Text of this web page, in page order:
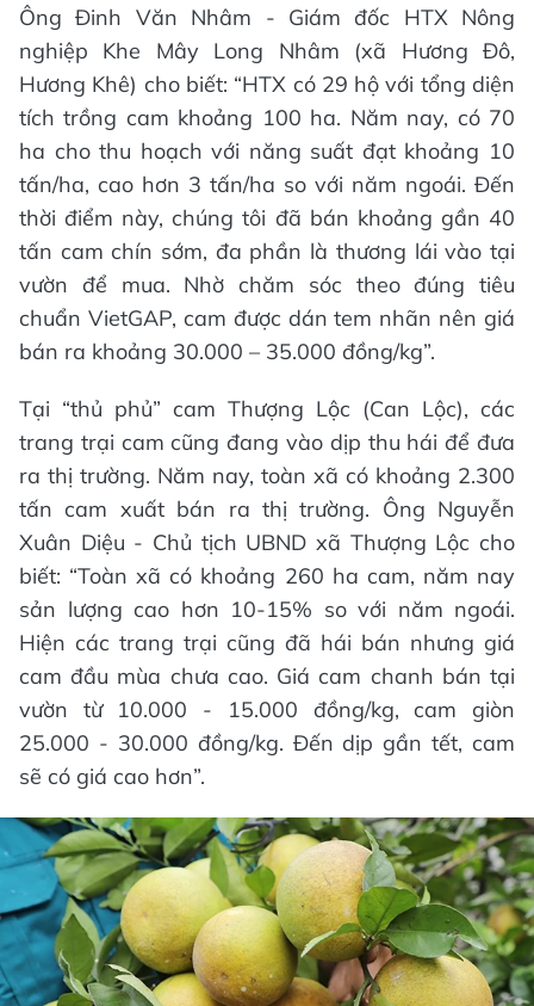
Ông Đinh Văn Nhâm - Giám đốc HTX Nông
nghiệp Khe Mây Long Nhâm (xã Hương Đô,
Hương Khê) cho biết: “HTX có 29 hộ với tổng diện
tích trồng cam khoảng 100 ha. Năm nay, có 70
ha cho thu hoạch với năng suất đạt khoảng 10
tấn/ha, cao hơn 3 tấn/ha so với năm ngoái. Đến
thời điểm này, chúng tôi đã bán khoảng gần 40
tấn cam chín sớm, đa phần là thương lái vào tại
vườn để mua. Nhờ chăm sóc theo đúng tiêu
chuẩn VietGAP, cam được dán tem nhãn nên giá
bán ra khoảng 30.000 – 35.000 đồng/kg”.
Tại “thủ phủ” cam Thượng Lộc (Can Lộc), các
trang trại cam cũng đang vào dịp thu hái để đưa
ra thị trường. Năm nay, toàn xã có khoảng 2.300
tấn cam xuất bán ra thị trường. Ông Nguyễn
Xuân Diệu - Chủ tịch UBND xã Thượng Lộc cho
biết: “Toàn xã có khoảng 260 ha cam, năm nay
sản lượng cao hơn 10-15% so với năm ngoái.
Hiện các trang trại cũng đã hái bán nhưng giá
cam đầu mùa chưa cao. Giá cam chanh bán tại
vườn từ 10.000 - 15.000 đồng/kg, cam giòn
25.000 - 30.000 đồng/kg. Đến dịp gần tết, cam
sẽ có giá cao hơn”.